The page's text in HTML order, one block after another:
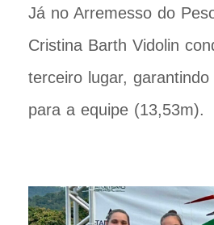
Já no Arremesso do
Cristina Barth Vidolin
terceiro lugar,
para a equipe (13,53m).